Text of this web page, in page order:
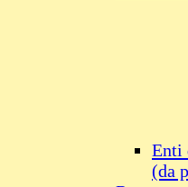
Enti
(da